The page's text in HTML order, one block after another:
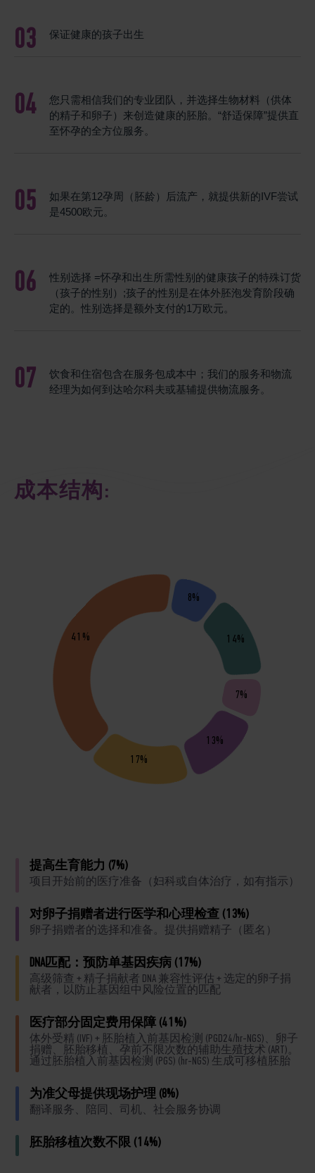
保证健康的孩子出生
您只需相信我们的专业团队，并选择生物材料（供体
的精子和卵子）来创造健康的胚胎。“舒适保障”提供直
至怀孕的全方位服务。
如果在第12孕周（胚龄）后流产，就提供新的IVF尝试
是4500欧元。
性别选择 =怀孕和出生所需性别的健康孩子的特殊订货
（孩子的性别）;孩子的性别是在体外胚泡发育阶段确
定的。性别选择是额外支付的1万欧元。
饮食和住宿包含在服务包成本中；我们的服务和物流
经理为如何到达哈尔科夫或基辅提供物流服务。
成本结构:
7%
13%
17%
41%
8%
14%
提高生育能力 (7%)
项目开始前的医疗准备（妇科或自体治疗，如有指示）
对卵子捐赠者进行医学和心理检查 (13%)
卵子捐赠者的选择和准备。提供捐赠精子（匿名）
DNA匹配：预防单基因疾病 (17%)
高级筛查 + 精子捐献者 DNA 兼容性评估 + 选定的卵子捐
献者，以防止基因组中风险位置的匹配
医疗部分固定费用保障 (41%)
体外受精 (IVF) + 胚胎植入前基因检测 (PGD24/hr-NGS)、卵子
捐赠、胚胎移植、孕前不限次数的辅助生殖技术 (ART)。
通过胚胎植入前基因检测 (PGS) (hr-NGS) 生成可移植胚胎
为准父母提供现场护理 (8%)
翻译服务、陪同、司机、社会服务协调
胚胎移植次数不限 (14%)